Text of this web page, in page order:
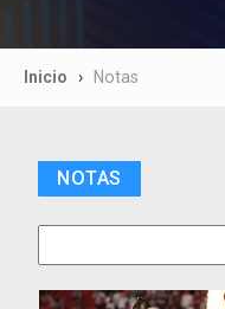
Inicio Notas
NOTAS